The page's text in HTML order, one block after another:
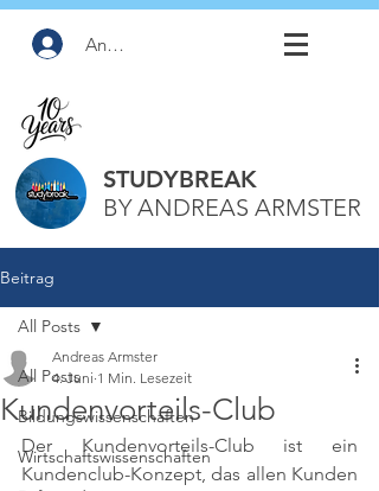
Anmelden
STUDYBREAK
BY ANDREAS ARMSTER
Beitrag
All Posts
Bildungswissenschaften
Wirtschaftswissenschaften
All Posts
Kundenvorteils-Club
Andreas Armster
4. Juni 1 Min. Lesezeit
Der Kundenvorteils-Club ist ein
Kundenclub-Konzept, das allen Kunden